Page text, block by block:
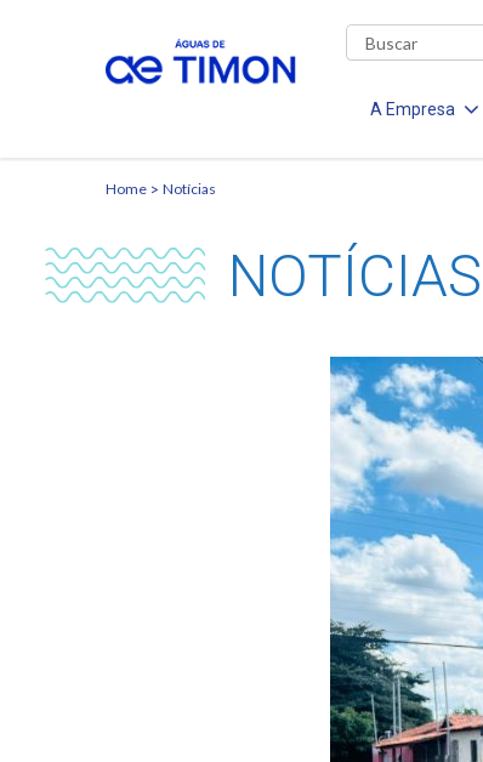
A Empresa
Home Notícias
NOTÍCIAS